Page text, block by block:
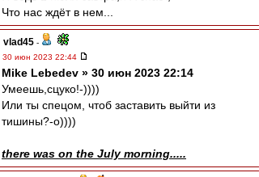
Что нас ждёт в нем...
vlad45 -
30 июн 2023 22:44
Mike Lebedev » 30 июн 2023 22:14
Умеешь,сцуко!-))))
Или ты спецом, чтоб заставить выйти из
тишины?-о))))
there was on the July morning.....